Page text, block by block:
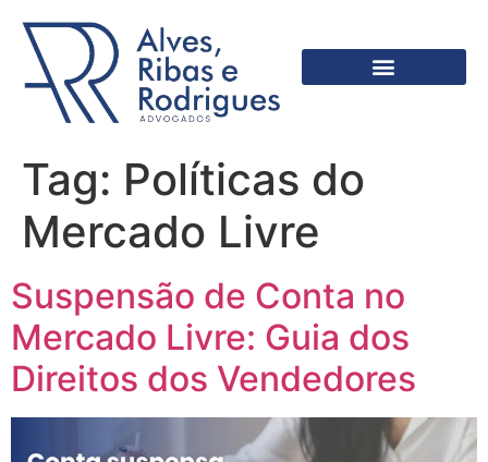
Tag: Políticas do
Mercado Livre
Suspensão de Conta no
Mercado Livre: Guia dos
Direitos dos Vendedores